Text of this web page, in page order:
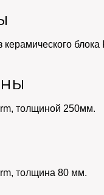
толщиной 250мм.
толщина 80 мм.